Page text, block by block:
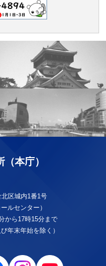
本庁）
区城内1番1号
ルセンター）
から17時15分まで
年末年始を除く）